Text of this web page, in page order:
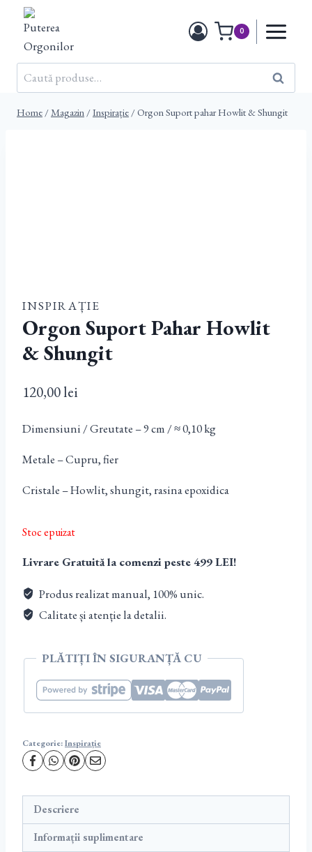
content
0
Caută
după:
Caută
Home / Magazin /Inspirație /Orgon Suport pahar Howlit & Shungit
INSPIRAȚIE
Orgon Suport Pahar Howlit
& Shungit
120,00lei
Dimensiuni / Greutate – 9 cm / ≈ 0,10 kg
Metale – Cupru, fier
Cristale – Howlit, shungit, rasina epoxidica
Stoc epuizat
Livrare Gratuită la comenzi peste 499 LEI!
Produs realizat manual, 100% unic.
Calitate și atenție la detalii.
PLĂTIȚI ÎN SIGURANȚĂ CU
Categorie:Inspirație
Descriere
Informații suplimentare